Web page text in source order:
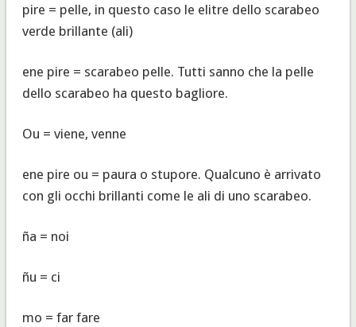
pire = pelle, in questo caso le elitre dello scarabeo
verde brillante (ali)
ene pire = scarabeo pelle. Tutti sanno che la pelle
dello scarabeo ha questo bagliore.
Ou = viene, venne
ene pire ou = paura o stupore. Qualcuno è arrivato
con gli occhi brillanti come le ali di uno scarabeo.
ña = noi
ñu = ci
mo = far fare